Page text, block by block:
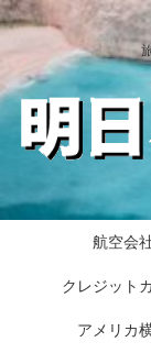
航空会
クレジット
アメリカ